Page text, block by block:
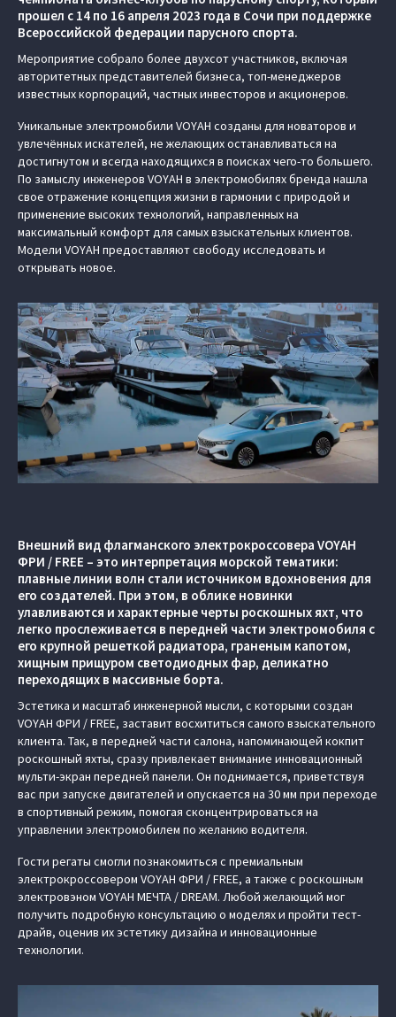
прошел с 14 по 16 апреля 2023 года в Сочи при поддержке
Всероссийской федерации парусного спорта.
Мероприятие собрало более двухсот участников, включая
авторитетных представителей бизнеса, топ-менеджеров
известных корпораций, частных инвесторов и акционеров.
Уникальные электромобили VOYAH созданы для новаторов и
увлечённых искателей, не желающих останавливаться на
достигнутом и всегда находящихся в поисках чего-то большего.
По замыслу инженеров VOYAH в электромобилях бренда нашла
свое отражение концепция жизни в гармонии с природой и
применение высоких технологий, направленных на
максимальный комфорт для самых взыскательных клиентов.
Модели VOYAH предоставляют свободу исследовать и
открывать новое.
Внешний вид флагманского электрокроссовера VOYAH
ФРИ / FREE – это интерпретация морской тематики:
плавные линии волн стали источником вдохновения для
его создателей. При этом, в облике новинки
улавливаются и характерные черты роскошных яхт, что
легко прослеживается в передней части электромобиля с
его крупной решеткой радиатора, граненым капотом,
хищным прищуром светодиодных фар, деликатно
переходящих в массивные борта.
Эстетика и масштаб инженерной мысли, с которыми создан
VOYAH ФРИ / FREE, заставит восхититься самого взыскательного
клиента. Так, в передней части салона, напоминающей кокпит
роскошный яхты, сразу привлекает внимание инновационный
мульти-экран передней панели. Он поднимается, приветствуя
вас при запуске двигателей и опускается на 30 мм при переходе
в спортивный режим, помогая сконцентрироваться на
управлении электромобилем по желанию водителя.
Гости регаты смогли познакомиться с премиальным
электрокроссовером VOYAH ФРИ / FREE, а также с роскошным
электровэном VOYAH МЕЧТА / DREAM. Любой желающий мог
получить подробную консультацию о моделях и пройти тест-
драйв, оценив их эстетику дизайна и инновационные
технологии.